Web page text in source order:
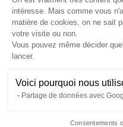
intéresse. Mais comme vous
matière de cookies, on ne sait
votre visite ou non.
Vous pouvez même décider
lancer.
Voici pourquoi nous
Partage de données avec
Consentements
Pose et